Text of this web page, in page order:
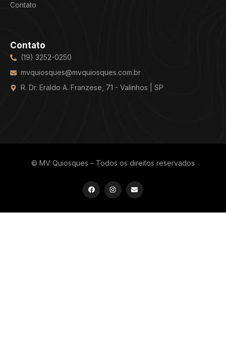
Contato
Contato
(19) 3252-0250
mvquiosques@mvquiosques.com.br
R. Dr. Eraldo A. Franzese, 71 - Valinhos | SP
© MV Quiosques – Todos os direitos reservados